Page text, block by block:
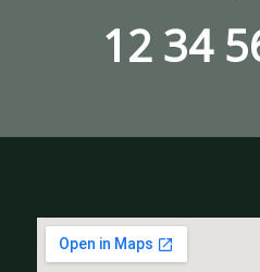
12 34